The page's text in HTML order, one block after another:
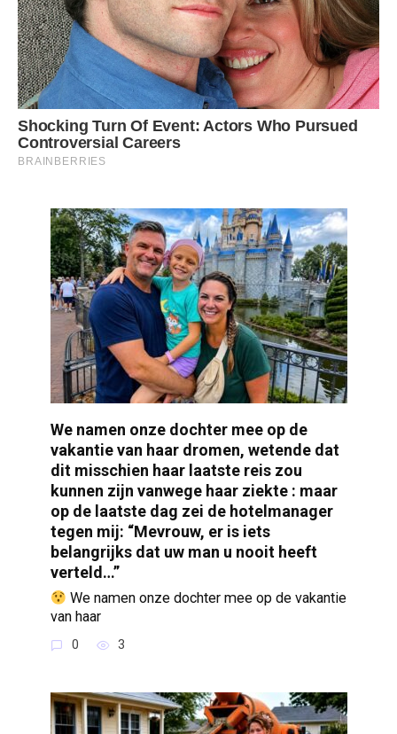
We namen onze dochter mee op de
vakantie van haar dromen, wetende dat
dit misschien haar laatste reis zou
kunnen zijn vanwege haar ziekte : maar
op de laatste dag zei de hotelmanager
tegen mij: “Mevrouw, er is iets
belangrijks dat uw man u nooit heeft
verteld…”
We namen onze dochter mee op de vakantie
van haar
0 3